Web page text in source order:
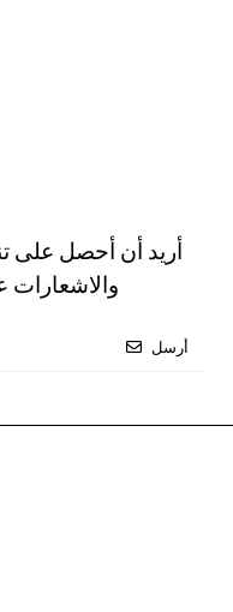
أريد أن أحصل على
والاشعارات
أرسل